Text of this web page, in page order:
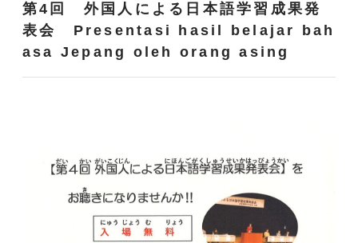
第4回 外国人による日本語学習成果発
表会 Presentasi hasil belajar bah
asa Jepang oleh orang asing